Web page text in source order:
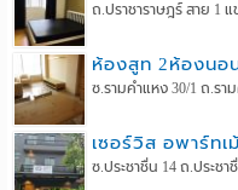
ถ.ปราชาราษฎร์ สาย 1
ซ.รามคำแหง 30/1 ถ.ร
เซอร์วิส อพาร์ทเ
ซ.ประชาชื่น 14 ถ.ประช